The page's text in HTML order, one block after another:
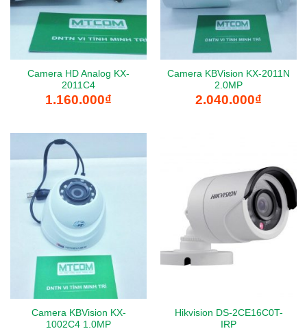
Camera HD Analog KX-
2011C4
1.160.000₫
Camera KBVision KX-2011N
2.0MP
2.040.000₫
Camera KBVision KX-
1002C4 1.0MP
Hikvision DS-2CE16C0T-
IRP